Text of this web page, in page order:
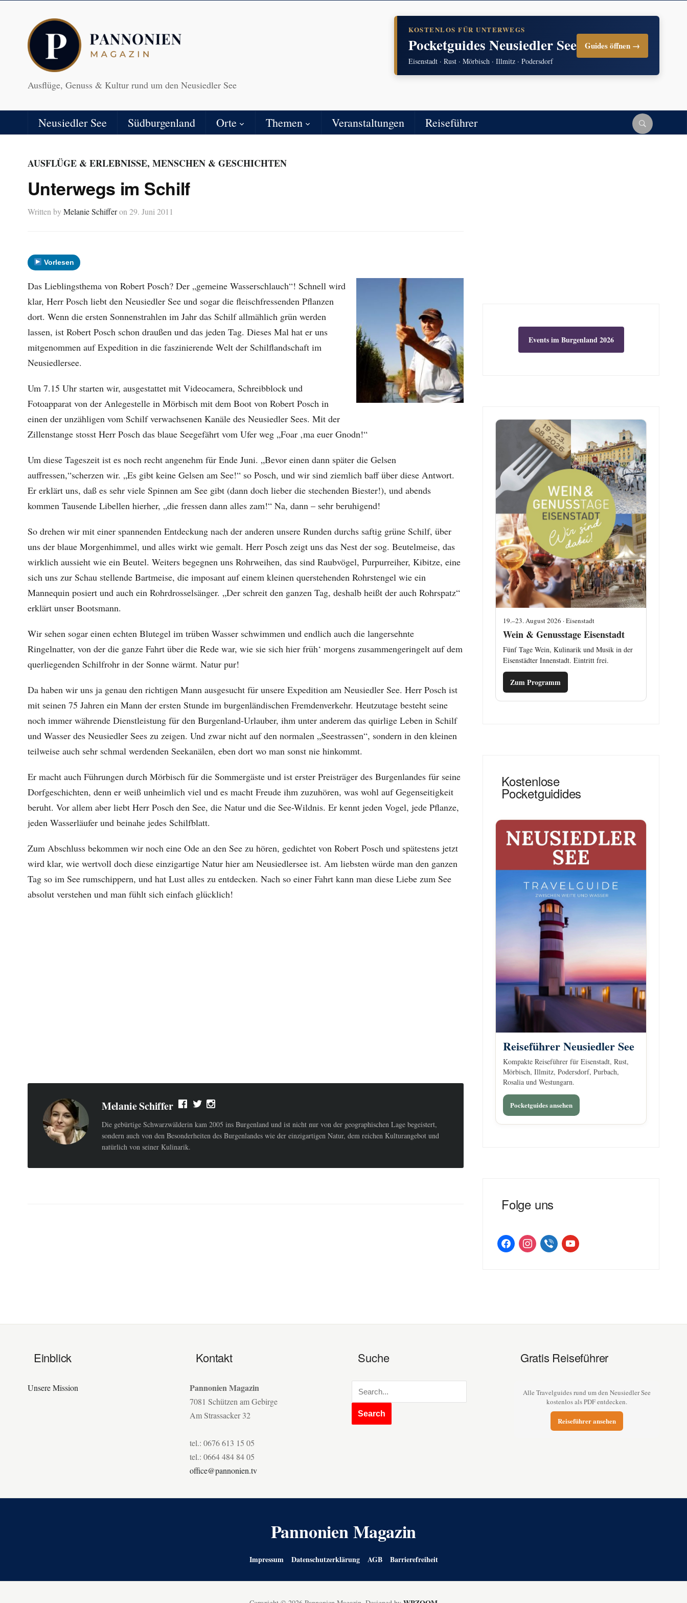
Ausflüge, Genuss & Kultur rund um den Neusiedler See
KOSTENLOS FÜR UNTERWEGS
Pocketguides Neusiedler See
Eisenstadt · Rust · Mörbisch · Illmitz · Podersdorf
Guides öffnen →
Neusiedler See Südburgenland Orte Themen Veranstaltungen Reiseführer
AUSFLÜGE & ERLEBNISSE, MENSCHEN & GESCHICHTEN
Unterwegs im Schilf
Written byMelanie Schiffer on 29. Juni 2011
Vorlesen
Das Lieblingsthema von Robert Posch? Der „gemeine Wasserschlauch“! Schnell wird
klar, Herr Posch liebt den Neusiedler See und sogar die fleischfressenden Pflanzen
dort. Wenn die ersten Sonnenstrahlen im Jahr das Schilf allmählich grün werden
lassen, ist Robert Posch schon draußen und das jeden Tag. Dieses Mal hat er uns
mitgenommen auf Expedition in die faszinierende Welt der Schilflandschaft im
Neusiedlersee.
Um 7.15 Uhr starten wir, ausgestattet mit Videocamera, Schreibblock und
Fotoapparat von der Anlegestelle in Mörbisch mit dem Boot von Robert Posch in
einen der unzähligen vom Schilf verwachsenen Kanäle des Neusiedler Sees. Mit der
Zillenstange stosst Herr Posch das blaue Seegefährt vom Ufer weg „Foar ‚ma euer Gnodn!“
Um diese Tageszeit ist es noch recht angenehm für Ende Juni. „Bevor einen dann später die Gelsen
auffressen,“scherzen wir. „Es gibt keine Gelsen am See!“ so Posch, und wir sind ziemlich baff über diese Antwort.
Er erklärt uns, daß es sehr viele Spinnen am See gibt (dann doch lieber die stechenden Biester!), und abends
kommen Tausende Libellen hierher, „die fressen dann alles zam!“ Na, dann – sehr beruhigend!
So drehen wir mit einer spannenden Entdeckung nach der anderen unsere Runden durchs saftig grüne Schilf, über
uns der blaue Morgenhimmel, und alles wirkt wie gemalt. Herr Posch zeigt uns das Nest der sog. Beutelmeise, das
wirklich aussieht wie ein Beutel. Weiters begegnen uns Rohrweihen, das sind Raubvögel, Purpurreiher, Kibitze, eine
sich uns zur Schau stellende Bartmeise, die imposant auf einem kleinen querstehenden Rohrstengel wie ein
Mannequin posiert und auch ein Rohrdrosselsänger. „Der schreit den ganzen Tag, deshalb heißt der auch Rohrspatz“
erklärt unser Bootsmann.
Wir sehen sogar einen echten Blutegel im trüben Wasser schwimmen und endlich auch die langersehnte
Ringelnatter, von der die ganze Fahrt über die Rede war, wie sie sich hier früh‘ morgens zusammengeringelt auf dem
querliegenden Schilfrohr in der Sonne wärmt. Natur pur!
Da haben wir uns ja genau den richtigen Mann ausgesucht für unsere Expedition am Neusiedler See. Herr Posch ist
mit seinen 75 Jahren ein Mann der ersten Stunde im burgenländischen Fremdenverkehr. Heutzutage besteht seine
noch immer währende Dienstleistung für den Burgenland-Urlauber, ihm unter anderem das quirlige Leben in Schilf
und Wasser des Neusiedler Sees zu zeigen. Und zwar nicht auf den normalen „Seestrassen“, sondern in den kleinen
teilweise auch sehr schmal werdenden Seekanälen, eben dort wo man sonst nie hinkommt.
Er macht auch Führungen durch Mörbisch für die Sommergäste und ist erster Preisträger des Burgenlandes für seine
Dorfgeschichten, denn er weiß unheimlich viel und es macht Freude ihm zuzuhören, was wohl auf Gegenseitigkeit
beruht. Vor allem aber liebt Herr Posch den See, die Natur und die See-Wildnis. Er kennt jeden Vogel, jede Pflanze,
jeden Wasserläufer und beinahe jedes Schilfblatt.
Zum Abschluss bekommen wir noch eine Ode an den See zu hören, gedichtet von Robert Posch und spätestens jetzt
wird klar, wie wertvoll doch diese einzigartige Natur hier am Neusiedlersee ist. Am liebsten würde man den ganzen
Tag so im See rumschippern, und hat Lust alles zu entdecken. Nach so einer Fahrt kann man diese Liebe zum See
absolut verstehen und man fühlt sich einfach glücklich!
Melanie Schiffer
Die gebürtige Schwarzwälderin kam 2005 ins Burgenland und ist nicht nur von der geographischen Lage begeistert,
sondern auch von den Besonderheiten des Burgenlandes wie der einzigartigen Natur, dem reichen Kulturangebot und
natürlich von seiner Kulinarik.
Events im Burgenland 2026
19.–23. August 2026 · Eisenstadt
Wein & Genusstage Eisenstadt
Fünf Tage Wein, Kulinarik und Musik in der
Eisenstädter Innenstadt. Eintritt frei.
Zum Programm
Kostenlose
Pocketguidides
Reiseführer Neusiedler See
Kompakte Reiseführer für Eisenstadt, Rust,
Mörbisch, Illmitz, Podersdorf, Purbach,
Rosalia und Westungarn.
Pocketguides ansehen
Folge uns
facebookinstagramviber youtube
Einblick
Unsere Mission
Kontakt
Pannonien Magazin
7081 Schützen am Gebirge
Am Strassacker 32
tel.: 0676 613 15 05
tel.: 0664 484 84 05
office@pannonien.tv
Suche Gratis Reiseführer
Alle Travelguides rund um den Neusiedler See
kostenlos als PDF entdecken.
Reiseführer ansehen
Pannonien Magazin
Impressum Datenschutzerklärung AGB Barrierefreiheit